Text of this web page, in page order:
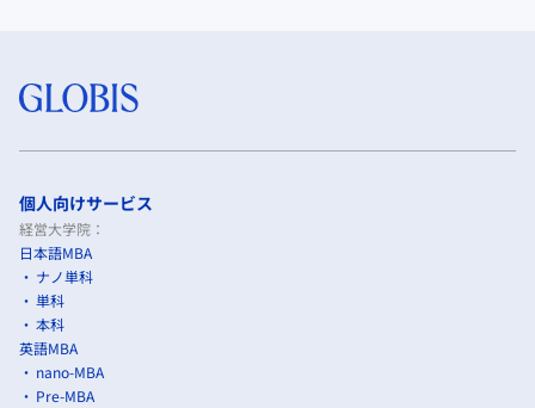
個人向けサービス
経営大学院：
日本語MBA
ナノ単科
単科
本科
英語MBA
nano-MBA
Pre-MBA